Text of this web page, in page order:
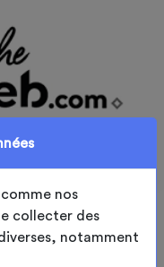
nos
collecter des
notamment